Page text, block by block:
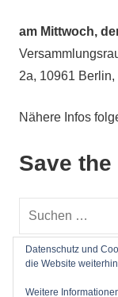
am Mittwoch,
2a, 10961 Berlin,
Nähere Infos
Save the
Suchen
Impressum
Datenschutz und
die Website
Weitere